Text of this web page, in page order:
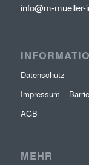
info@m-
Datenschutz
Impressum –
AGB
MEHR